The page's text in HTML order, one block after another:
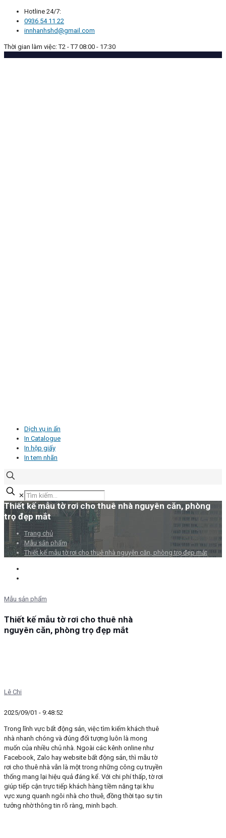
Hotline 24/7:
0936 54 11 22
innhanhshd@gmail.com
Thời gian làm việc: T2 - T7 08:00 - 17:30
Dịch vụ in ấn
In Catalogue
In hộp giấy
In tem nhãn
✕
Thiết kế mẫu tờ rơi cho thuê nhà nguyên căn, phòng
trọ đẹp mắt
Trang chủ
Mẫu sản phẩm
Thiết kế mẫu tờ rơi cho thuê nhà nguyên căn, phòng trọ đẹp mắt
Mẫu sản phẩm
Thiết kế mẫu tờ rơi cho thuê nhà
nguyên căn, phòng trọ đẹp mắt
Lê Chi
2025/09/01 - 9:48:52
Trong lĩnh vực bất động sản, việc tìm kiếm khách thuê
nhà nhanh chóng và đúng đối tượng luôn là mong
muốn của nhiều chủ nhà. Ngoài các kênh online như
Facebook, Zalo hay website bất động sản, thì mẫu tờ
rơi cho thuê nhà vẫn là một trong những công cụ truyền
thống mang lại hiệu quả đáng kể. Với chi phí thấp, tờ rơi
giúp tiếp cận trực tiếp khách hàng tiềm năng tại khu
vực xung quanh ngôi nhà cho thuê, đồng thời tạo sự tin
tưởng nhờ thông tin rõ ràng, minh bạch.